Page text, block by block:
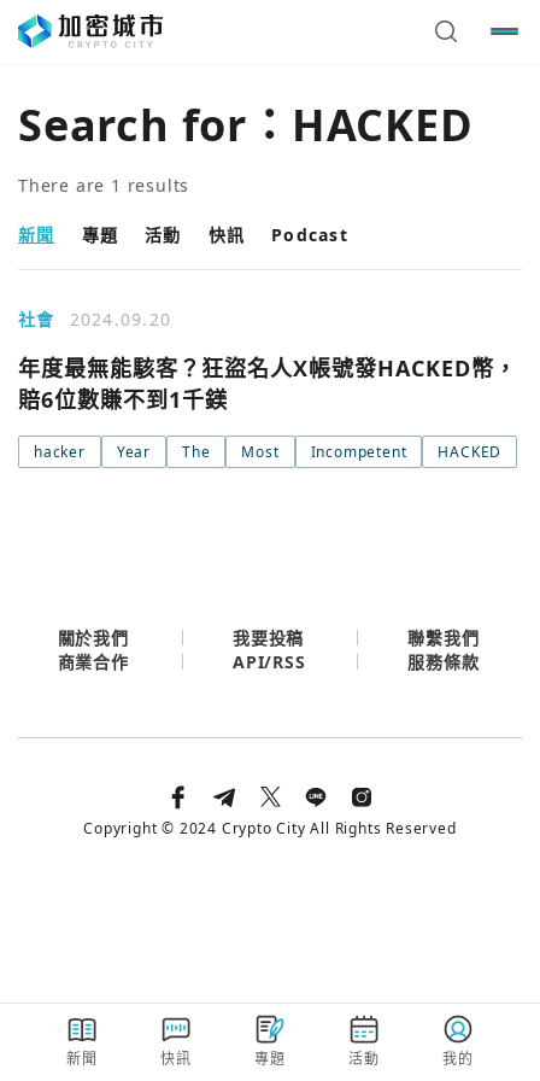
Search for： HACKED
There are 1 results
新聞 專題 活動 快訊 Podcast
社會 2024.09.20
年度最無能駭客？狂盜名人X帳號發HACKED幣，
賠6位數賺不到1千鎂
hacker Year The Most Incompetent HACKED
使用以下帳號繼續
繼續表示您已同意 服務條款與隱私政策
城市
關閉
新聞 快訊 專題 活動 我的
關於我們 我要投稿
聯繫我們
商業合作
API/RSS 服務條款
Copyright © 2024 Crypto City All Rights Reserved